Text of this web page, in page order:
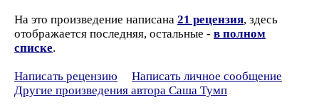
На это произведение написана 21 рецензия, здесь
отображается последняя, остальные - в полном
списке.
Написать рецензию
Написать личное сообщение
Другие произведения автора Саша Тумп